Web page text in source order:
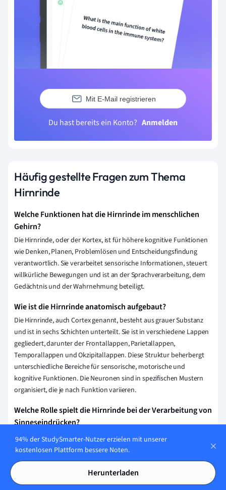
Mit E-Mail registrieren
Du hast bereits ein Konto? Anmelden
Häufig gestellte Fragen zum Thema
Hirnrinde
Welche Funktionen hat die Hirnrinde im menschlichen
Gehirn?
Die Hirnrinde, oder der Kortex, ist für höhere kognitive Funktionen
wie Denken, Planen, Problemlösen und Entscheidungsfindung
verantwortlich. Sie verarbeitet sensorische Informationen, steuert
willkürliche Bewegungen und ist an der Sprachverarbeitung, dem
Gedächtnis und der Wahrnehmung beteiligt.
Wie ist die Hirnrinde anatomisch aufgebaut?
Die Hirnrinde, auch Cortex genannt, besteht aus grauer Substanz
und ist in sechs Schichten unterteilt. Sie ist in verschiedene Lappen
gegliedert, darunter der Frontallappen, Parietallappen,
Temporallappen und Okzipitallappen. Diese Struktur beherbergt
unterschiedliche Bereiche für sensorische, motorische und
kognitive Funktionen. Die Neuronen sind in spezifischen Mustern
organisiert, die je nach Funktion variieren.
Welche Rolle spielt die Hirnrinde bei der Verarbeitung von
Sinneseindrücken?
Die Hirnrinde, insbesondere der sensorische Kortex, spielt eine
entscheidende Rolle bei der Verarbeitung von Sinneseindrücken,
da sie sensorische Informationen aus verschiedenen
Sinnessystemen empfängt, analysiert und interpretiert. Sie
ermöglicht die bewusste Wahrnehmung und Integration dieser
94% der StudySmarter-Nutzer erzielen mit unserer
kostenlosen Plattform bessere Noten.
Herunterladen